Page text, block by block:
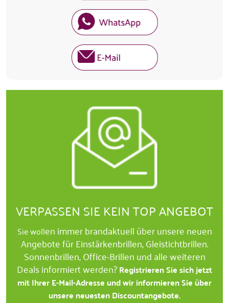
VERPASSEN SIE KEIN TOP ANGEBOT
Sie wollen immer brandaktuell über unsere neuen
Angebote für Einstärkenbrillen, Gleistichtbrillen.
Sonnenbrillen, Office-Brillen und alle weiteren
Deals informiert werden?Registrieren Sie sich jetzt
mit Ihrer E-Mail-Adresse und wir informieren Sie über
unsere neuesten Discountangebote.